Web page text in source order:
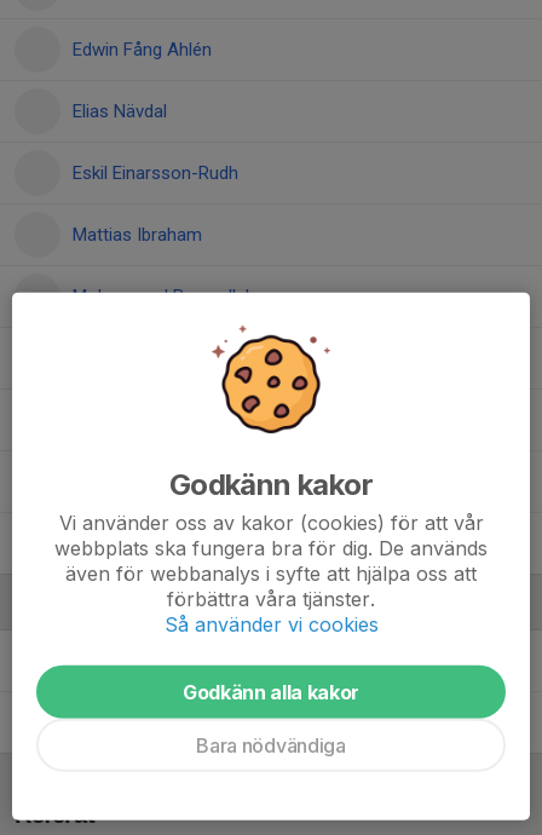
Edwin Fång Ahlén
Elias Nävdal
Eskil Einarsson-Rudh
Mattias Ibraham
Mohammed Besmellah
Teo Babović
Vilgot Bergqvist
Erik ThybergUngdomsledare
Igor BabovićUngdomsansvarig
Referat
Godkänn kakor
Vi använder oss av kakor (cookies) för att vår
webbplats ska fungera bra för dig. De används
även för webbanalys i syfte att hjälpa oss att
förbättra våra tjänster.
Så använder vi cookies
Godkänn alla kakor
Bara nödvändiga